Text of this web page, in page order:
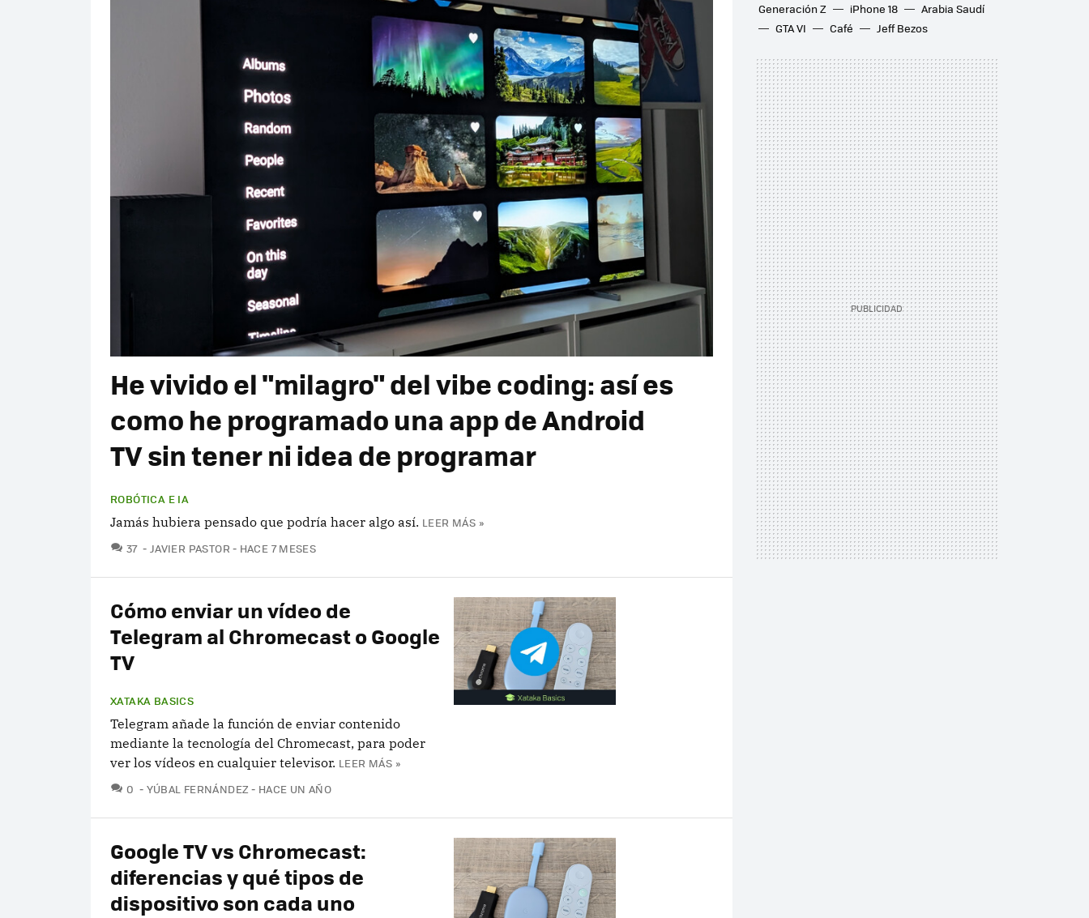
Generación Z
iPhone 18
Arabia Saudí
GTA VI
Café Jeff Bezos
He vivido el "milagro" del vibe coding: así es
como he programado una app de Android
TV sin tener ni idea de programar
ROBÓTICA E IA
Jamás hubiera pensado que podría hacer algo así. LEER MÁS »
37 COMENTARIOS
JAVIER PASTOR HACE 7 MESES
Cómo enviar un vídeo de
Telegram al Chromecast o Google
TV
XATAKA BASICS
Telegram añade la función de enviar contenido
mediante la tecnología del Chromecast, para poder
ver los vídeos en cualquier televisor. LEER MÁS »
0 COMENTARIOS
YÚBAL FERNÁNDEZ HACE UN AÑO
Google TV vs Chromecast:
diferencias y qué tipos de
dispositivo son cada uno